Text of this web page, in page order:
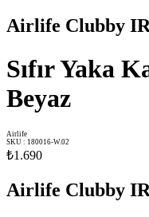
Airlife Clubby
Sıfır Yaka
Beyaz
Airlife
SKU : 180016-W.02
₺1.690
Airlife Clubby